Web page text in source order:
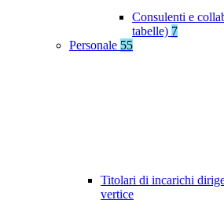
Consulenti e
tabelle) 7
Personale 55
Titolari di incarichi
vertice